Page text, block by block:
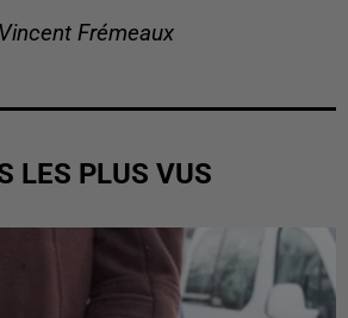
Frémeaux
LES PLUS VUS